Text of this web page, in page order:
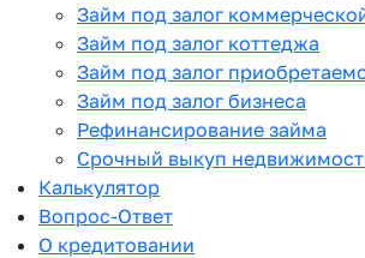
Займ под залог
Займ под залог коттеджа
Займ под залог
Займ под залог бизнеса
Рефинансирование займа
Срочный выкуп
Калькулятор
Вопрос-Ответ
О кредитовании